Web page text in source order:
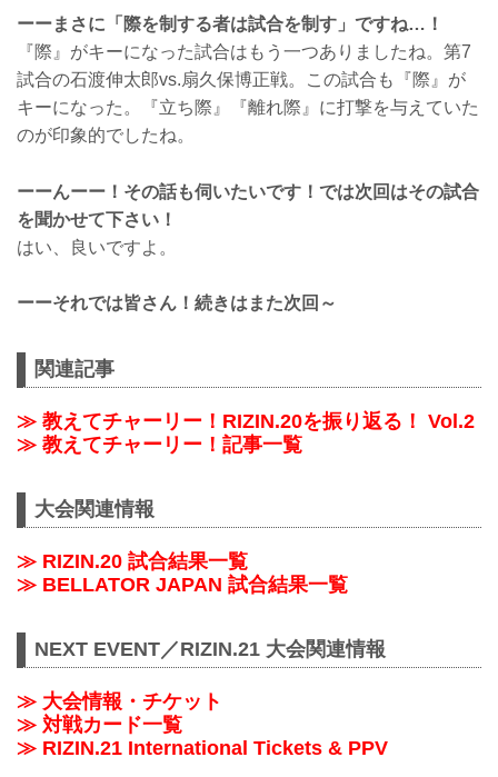
ーーまさに「際を制する者は試合を制す」ですね…！
『際』がキーになった試合はもう一つありましたね。第7
試合の石渡伸太郎vs.扇久保博正戦。この試合も『際』が
キーになった。『立ち際』『離れ際』に打撃を与えていた
のが印象的でしたね。
ーーんーー！その話も伺いたいです！では次回はその試合
を聞かせて下さい！
はい、良いですよ。
ーーそれでは皆さん！続きはまた次回～
関連記事
≫ 教えてチャーリー！RIZIN.20を振り返る！ Vol.2
≫ 教えてチャーリー！記事一覧
大会関連情報
≫ RIZIN.20 試合結果一覧
≫ BELLATOR JAPAN 試合結果一覧
NEXT EVENT／RIZIN.21 大会関連情報
≫ 大会情報・チケット
≫ 対戦カード一覧
≫ RIZIN.21 International Tickets & PPV